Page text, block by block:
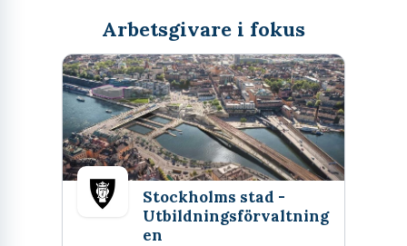
Arbetsgivare i fokus
Stockholms stad -
Utbildningsförvaltning
en